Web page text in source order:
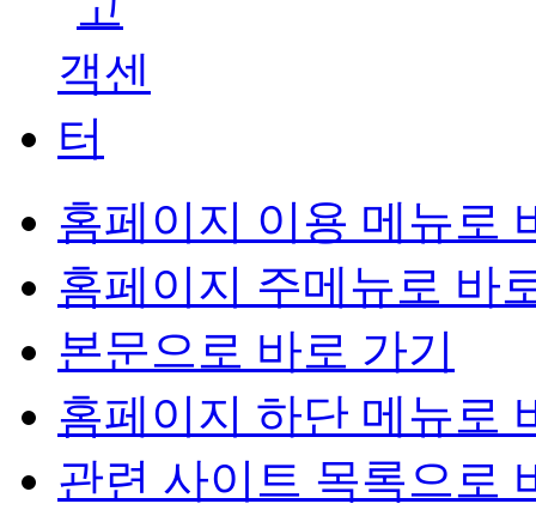
홈페이지 이용 메뉴로
홈페이지 주메뉴로 바
본문으로 바로 가기
홈페이지 하단 메뉴로
관련 사이트 목록으로